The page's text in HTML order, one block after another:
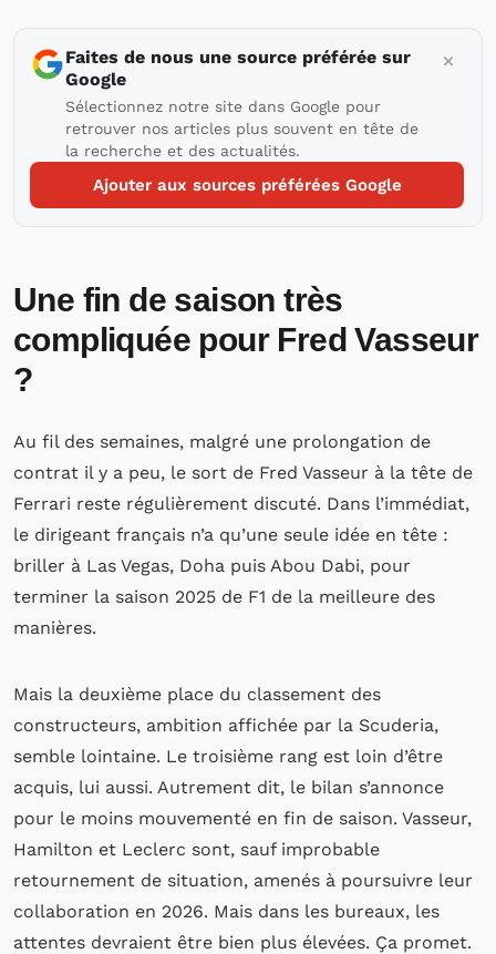
Faites de nous une source préférée sur
Google
Sélectionnez notre site dans Google pour
retrouver nos articles plus souvent en tête de
la recherche et des actualités.
Ajouter aux sources préférées Google
Une fin de saison très
compliquée pour Fred Vasseur
?
Au fil des semaines, malgré une prolongation de
contrat il y a peu, le sort de Fred Vasseur à la tête de
Ferrari reste régulièrement discuté. Dans l’immédiat,
le dirigeant français n’a qu’une seule idée en tête :
briller à Las Vegas, Doha puis Abou Dabi, pour
terminer la saison 2025 de F1 de la meilleure des
manières.
Mais la deuxième place du classement des
constructeurs, ambition affichée par la Scuderia,
semble lointaine. Le troisième rang est loin d’être
acquis, lui aussi. Autrement dit, le bilan s’annonce
pour le moins mouvementé en fin de saison. Vasseur,
Hamilton et Leclerc sont, sauf improbable
retournement de situation, amenés à poursuivre leur
collaboration en 2026. Mais dans les bureaux, les
attentes devraient être bien plus élevées. Ça promet.